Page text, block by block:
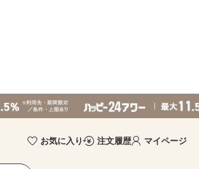
お気に入り 注文履歴 マイページ